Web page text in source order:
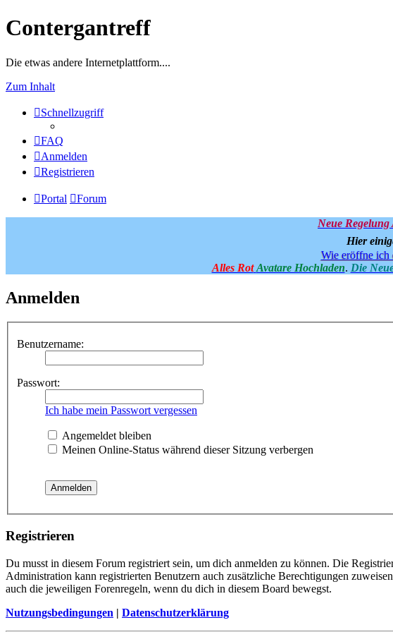
Contergantreff
Die etwas andere Internetplattform....
Zum Inhalt
Schnellzugriff
FAQ
Anmelden
Registrieren
Portal Forum
Neue
Hier
Wie eröffne ich
Alles Rot Avatare Hochladen. Die
Anmelden
Benutzername:
Passwort:
Ich habe mein Passwort vergessen
Angemeldet bleiben
Meinen Online-Status während dieser Sitzung verbergen
Registrieren
Du musst in diesem Forum registriert sein, um dich anmelden zu können. Die
Administration kann registrierten Benutzern auch zusätzliche Berechtigungen
auch die jeweiligen Forenregeln, wenn du dich in diesem Board bewegst.
Nutzungsbedingungen | Datenschutzerklärung